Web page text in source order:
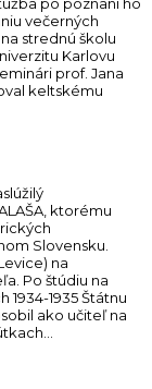
po poznaní ho
večerných
strednú školu
Karlovu
prof. Jana
keltskému
ktorému
Slovensku.
na
Po štúdiu na
1935 Štátnu
ako učiteľ na